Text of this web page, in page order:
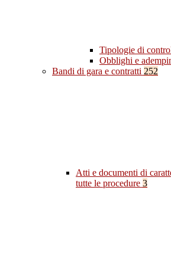
Tipologie di
Obblighi e
Bandi di gara e contratti 252
Atti e documenti di
tutte le procedure 3